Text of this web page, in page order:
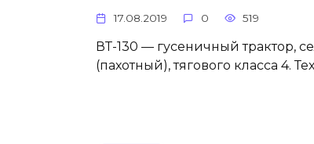
17.08.2019 0 519
ВТ-130 — гусеничный трактор,
(пахотный), тягового класса 4.